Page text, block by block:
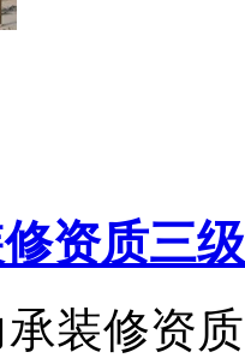
资质三
装修资